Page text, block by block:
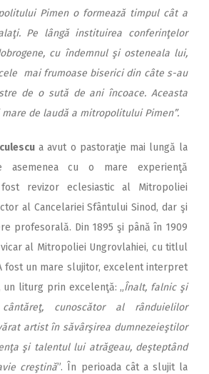
Pimen o formează timpul cât a
Pe lângă instituirea conferinţelor
cu îndemnul şi osteneala lui,
mai frumoase biserici din câte s-au
de o sută de ani încoace. Aceasta
de laudă a mitropolitului Pimen”.
a avut o pastoraţie mai lungă la
asemenea cu o mare experienţă
fost revizor eclesiastic al Mitropoliei
al Cancelariei Sfântului Sinod, dar şi
profesorală. Din 1895 şi până în 1909
al Mitropoliei Ungrovlahiei, cu titlul
fost un mare slujitor, excelent interpret
un liturg prin excelenţă: „Înalt, falnic şi
cunoscător al rânduielilor
artist în săvârşirea dumnezeieştilor
şi talentul lui atrăgeau, deşteptând
creştină”. În perioada cât a slujit la